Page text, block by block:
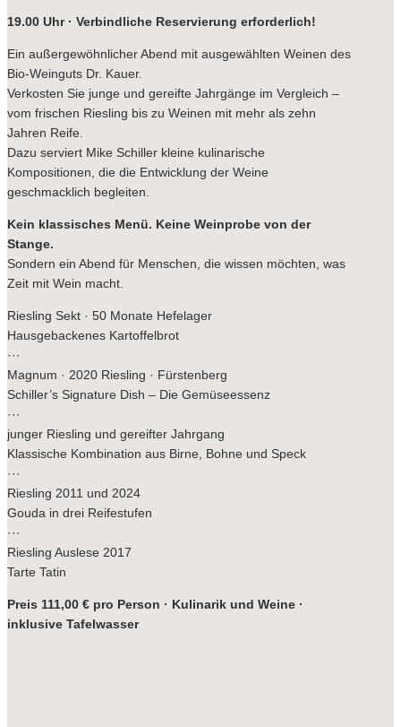
19.00 Uhr · Verbindliche Reservierung erforderlich!
Ein außergewöhnlicher Abend mit ausgewählten Weinen des
Bio-Weinguts Dr. Kauer.
Verkosten Sie junge und gereifte Jahrgänge im Vergleich –
vom frischen Riesling bis zu Weinen mit mehr als zehn
Jahren Reife.
Dazu serviert Mike Schiller kleine kulinarische
Kompositionen, die die Entwicklung der Weine
geschmacklich begleiten.
Kein klassisches Menü. Keine Weinprobe von der
Stange.
Sondern ein Abend für Menschen, die wissen möchten, was
Zeit mit Wein macht.
Riesling Sekt · 50 Monate Hefelager
Hausgebackenes Kartoffelbrot
···
Magnum · 2020 Riesling · Fürstenberg
Schiller’s Signature Dish – Die Gemüseessenz
···
junger Riesling und gereifter Jahrgang
Klassische Kombination aus Birne, Bohne und Speck
···
Riesling 2011 und 2024
Gouda in drei Reifestufen
···
Riesling Auslese 2017
Tarte Tatin
Preis 111,00 € pro Person · Kulinarik und Weine ·
inklusive Tafelwasser